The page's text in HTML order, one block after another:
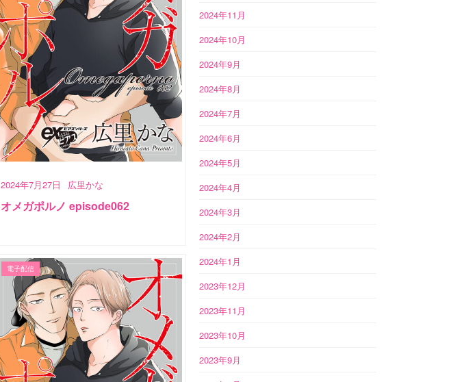
2024年7月27日 広里かな
オメガポルノ episode062
電子配信
2024年11月
2024年10月
2024年9月
2024年8月
2024年7月
2024年6月
2024年5月
2024年4月
2024年3月
2024年2月
2024年1月
2023年12月
2023年11月
2023年10月
2023年9月